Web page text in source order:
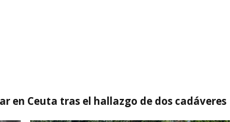
en Ceuta tras el hallazgo de dos cadáveres